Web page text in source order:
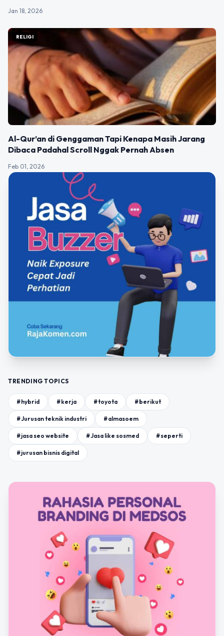
Jan 18, 2026
RELIGI
Al-Qur’an di Genggaman Tapi Kenapa Masih Jarang
Dibaca Padahal Scroll Nggak Pernah Absen
Feb 01, 2026
TRENDING TOPICS
#hybrid #kerja #toyota #berikut
#Jurusan teknik industri #almasoem
#jasa seo website #Jasa like sosmed #seperti
#jurusan bisnis digital